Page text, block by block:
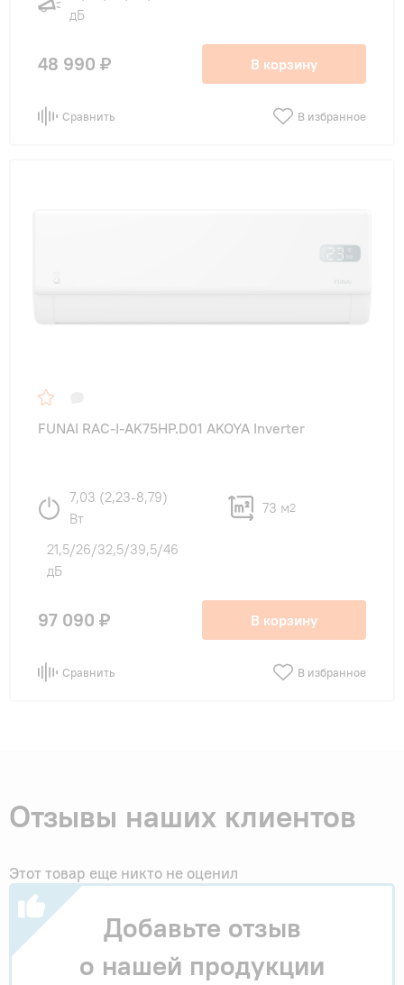
дБ
48 990 ₽ В корзину
Сравнить В избранное
FUNAI RAC-I-AK75HP.D01 AKOYA Inverter
7,03 (2,23-8,79)
Вт
73 м2
21,5/26/32,5/39,5/46
дБ
97 090 ₽ В корзину
Сравнить В избранное
Отзывы наших клиентов
Этот товар еще никто не оценил
Добавьте отзыв
о нашей продукции